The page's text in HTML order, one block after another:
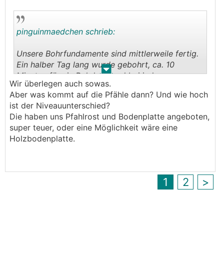
. .
pinguinmaedchen schrieb:
Unsere Bohrfundamente sind mittlerweile fertig.
Ein halber Tag lang wurde gebohrt, ca. 10
Minuten für ein Bohrloch und bei jeder
Markierung (war ein Raster von ca. 1,5m Abstand
bei 60cm Durchmesser des Bohrlochs) wurde bis
auf festen Untergrung gebohrt und noch am
selben Tag wurden sie betoniert - 14m3 Beton.
Also kann es sehr empfehlen und wir wären mit
Streifenfundamenten deutlich teurer gekommen.
Wir überlegen auch sowas.
Aber was kommt auf die Pfähle dann? Und wie hoch
ist der Niveauunterschied?
Die haben uns Pfahlrost und Bodenplatte angeboten,
super teuer, oder eine Möglichkeit wäre eine
Holzbodenplatte.
1 2 >